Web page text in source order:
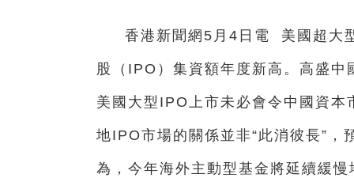
香港新聞網5月4日電 美國超大
股（IPO）集資額年度新高。高盛
美國大型IPO上市未必會令中國資
地IPO市場的關係並非“此消彼長”
為，今年海外主動型基金將延續緩